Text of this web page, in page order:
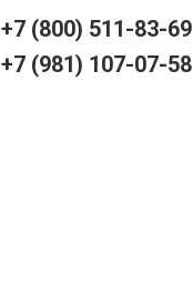
+7 (800) 511-83-69
+7 (981) 107-07-58